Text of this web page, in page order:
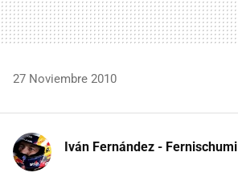
27 Noviembre 2010
Iván Fernández - Fernischumi